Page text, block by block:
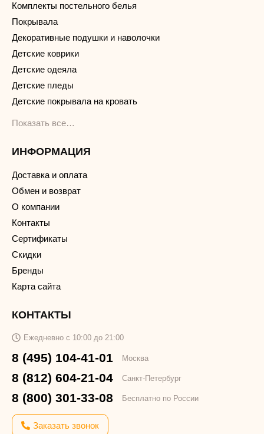
Комплекты постельного белья
Покрывала
Декоративные подушки и наволочки
Детские коврики
Детские одеяла
Детские пледы
Детские покрывала на кровать
Показать все…
ИНФОРМАЦИЯ
Доставка и оплата
Обмен и возврат
О компании
Контакты
Сертификаты
Скидки
Бренды
Карта сайта
КОНТАКТЫ
Ежедневно с 10:00 до 21:00
8 (495) 104-41-01 Москва
8 (812) 604-21-04 Санкт-Петербург
8 (800) 301-33-08 Бесплатно по России
Заказать звонок